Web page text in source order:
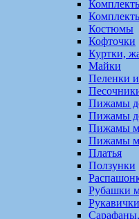
Костюмы
Кофточки
Куртки,
Майки
Пеленки
Пижамы
Пижамы
Пижамы
Пижамы
Платья
Ползунки
Рубашки